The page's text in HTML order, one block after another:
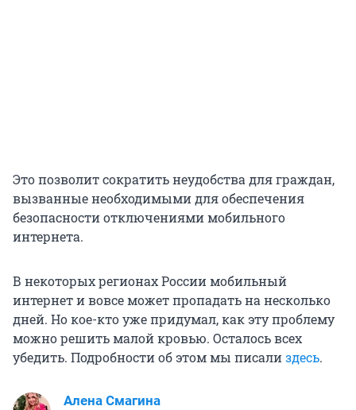
Это позволит сократить неудобства для граждан,
вызванные необходимыми для обеспечения
безопасности отключениями мобильного
интернета.
В некоторых регионах России мобильный
интернет и вовсе может пропадать на несколько
дней. Но кое-кто уже придумал, как эту проблему
можно решить малой кровью. Осталось всех
убедить. Подробности об этом мы писализдесь.
Алена Смагина